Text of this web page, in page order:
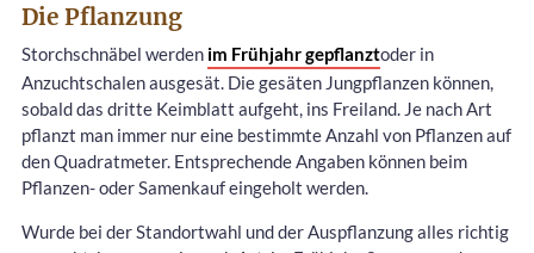
Die Pflanzung
Storchschnäbel werden im Frühjahr gepflanztoder in
Anzuchtschalen ausgesät. Die gesäten Jungpflanzen können,
sobald das dritte Keimblatt aufgeht, ins Freiland. Je nach Art
pflanzt man immer nur eine bestimmte Anzahl von Pflanzen auf
den Quadratmeter. Entsprechende Angaben können beim
Pflanzen- oder Samenkauf eingeholt werden.
Wurde bei der Standortwahl und der Auspflanzung alles richtig